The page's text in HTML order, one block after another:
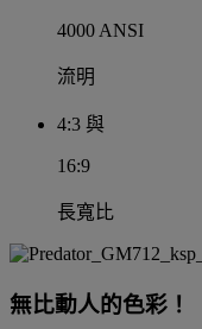
4000 ANSI
流明
4:3 與
16:9
長寬比
無比動人的色彩！